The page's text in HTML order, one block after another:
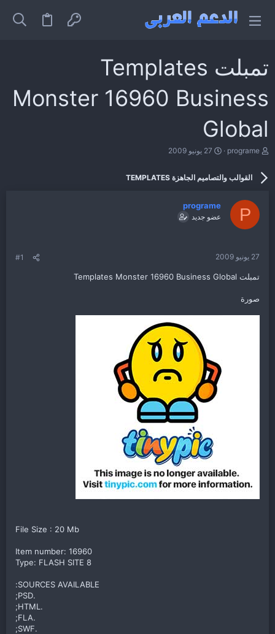
تمبلت Templates
Monster 16960 Business
Global
ب
م
و
ض
programe
ت
ي
ل
ب
27 يونيو 2009
القوالب والتصاميم الجاهزة TEMPLATES
P
programe
عضو جديد
27 يونيو 2009 #1
تمبلت Templates Monster 16960 Business Global
صورة
File Size : 20 Mb
Item number: 16960
Type: FLASH SITE 8
SOURCES AVAILABLE:
.PSD;
.HTML;
.FLA;
.SWF;